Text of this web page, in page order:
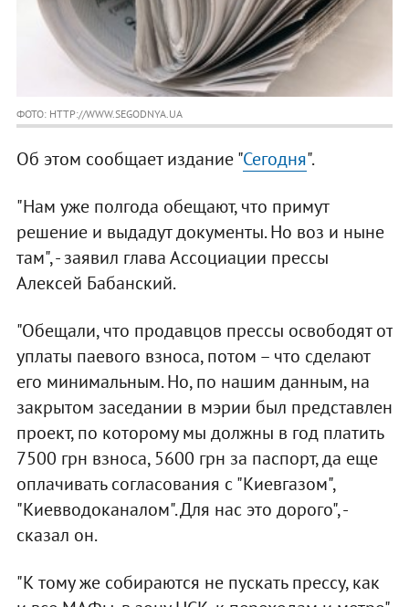
ФОТО: HTTP://WWW.SEGODNYA.UA
Об этом сообщает издание "Сегодня".
"Нам уже полгода обещают, что примут
решение и выдадут документы. Но воз и ныне
там", - заявил глава Ассоциации прессы
Алексей Бабанский.
"Обещали, что продавцов прессы освободят от
уплаты паевого взноса, потом – что сделают
его минимальным. Но, по нашим данным, на
закрытом заседании в мэрии был представлен
проект, по которому мы должны в год платить
7500 грн взноса, 5600 грн за паспорт, да еще
оплачивать согласования с "Киевгазом",
"Киевводоканалом". Для нас это дорого", -
сказал он.
"К тому же собираются не пускать прессу, как